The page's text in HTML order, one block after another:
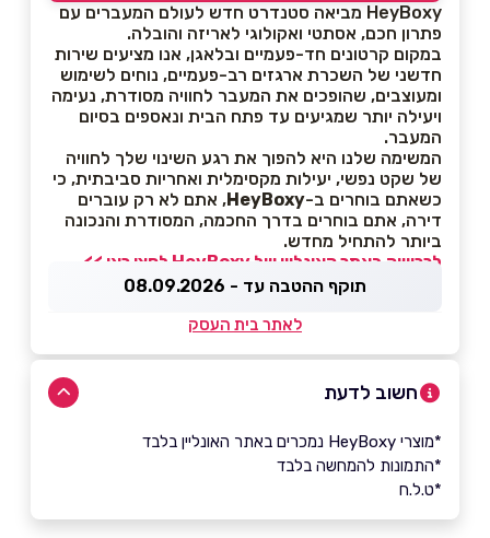
HeyBoxy מביאה סטנדרט חדש לעולם המעברים עם
פתרון חכם, אסתטי ואקולוגי לאריזה והובלה.
במקום קרטונים חד-פעמיים ובלאגן, אנו מציעים שירות
חדשני של השכרת ארגזים רב-פעמיים, נוחים לשימוש
ומעוצבים, שהופכים את המעבר לחוויה מסודרת, נעימה
ויעילה יותר שמגיעים עד פתח הבית ונאספים בסיום
המעבר.
המשימה שלנו היא להפוך את רגע השינוי שלך לחוויה
של שקט נפשי, יעילות מקסימלית ואחריות סביבתית, כי
כשאתם בוחרים ב-HeyBoxy, אתם לא רק עוברים
דירה, אתם בוחרים בדרך החכמה, המסודרת והנכונה
ביותר להתחיל מחדש.
לרכישה באתר האונליין של HeyBoxy לחצו כאן >>
תוקף ההטבה עד - 08.09.2026
לאתר בית העסק
חשוב לדעת
*מוצרי HeyBoxy נמכרים באתר האונליין בלבד
*התמונות להמחשה בלבד
*ט.ל.ח